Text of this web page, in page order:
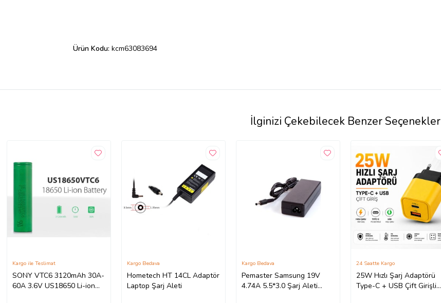
Ürün Kodu: kcm63083694
İlginizi Çekebilecek Benzer Seçenekler
SONY VTC6 3120mAh 30A-
60A 3.6V US18650 Li-ion
Kargo ile Teslimat
Hometech HT 14CL Adaptör
Laptop Şarj Aleti
Kargo Bedava
Pemaster Samsung 19V
4.74A 5.5*3.0 Şarj Aleti
Kargo Bedava
25W Hızlı Şarj Adaptörü
Type-C + USB Çift Girişli
24 Saatte Kargo